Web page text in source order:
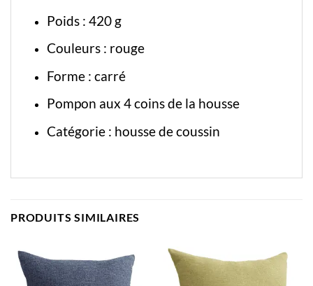
Poids : 420 g
Couleurs : rouge
Forme : carré
Pompon aux 4 coins de la housse
Catégorie : housse de coussin
PRODUITS SIMILAIRES